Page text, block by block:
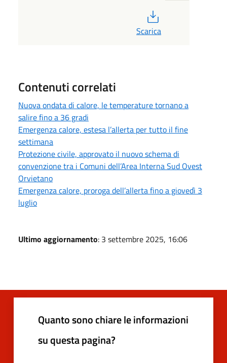
Scarica
Contenuti correlati
Nuova ondata di calore, le temperature tornano a
salire fino a 36 gradi
Emergenza calore, estesa l’allerta per tutto il fine
settimana
Protezione civile, approvato il nuovo schema di
convenzione tra i Comuni dell’Area Interna Sud Ovest
Orvietano
Emergenza calore, proroga dell’allerta fino a giovedì 3
luglio
Ultimo aggiornamento: 3 settembre 2025, 16:06
Quanto sono chiare le informazioni
su questa pagina?